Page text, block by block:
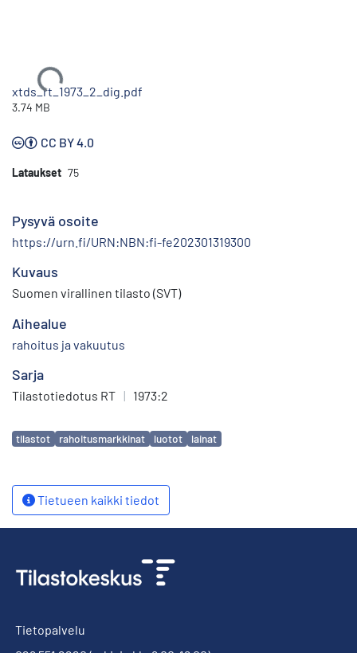
Ladataan...
xtds_rt_1973_2_dig.pdf
3.74 MB
CC BY 4.0
Lataukset 75
Pysyvä osoite
https://urn.fi/URN:NBN:fi-fe202301319300
Kuvaus
Suomen virallinen tilasto (SVT)
Aihealue
rahoitus ja vakuutus
Sarja
Tilastotiedotus RT | 1973:2
Avainsanat
tilastot rahoitusmarkkinat luotot lainat
Tietueen kaikki tiedot
Tietopalvelu